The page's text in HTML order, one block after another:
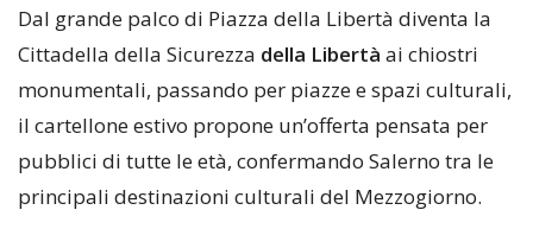
Dal grande palco di Piazza della Libertà diventa la
Cittadella della Sicurezza della Libertà ai chiostri
monumentali, passando per piazze e spazi culturali,
il cartellone estivo propone un’offerta pensata per
pubblici di tutte le età, confermando Salerno tra le
principali destinazioni culturali del Mezzogiorno.